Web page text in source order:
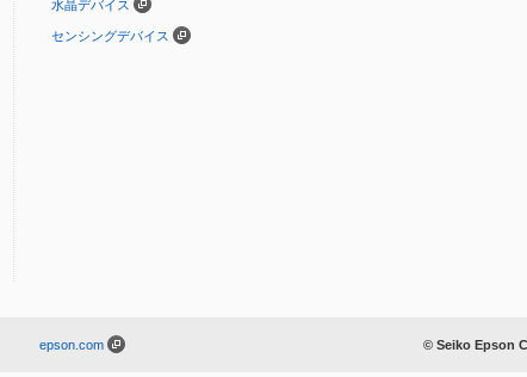
水晶デバイス
センシングデバイス
epson.com © Seiko Epson